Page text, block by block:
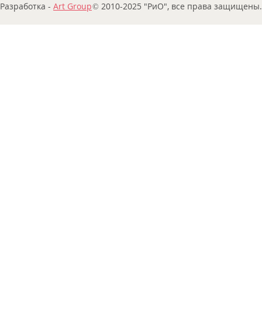
Разработка - Art Group© 2010-2025 "РиО", все права защищены.